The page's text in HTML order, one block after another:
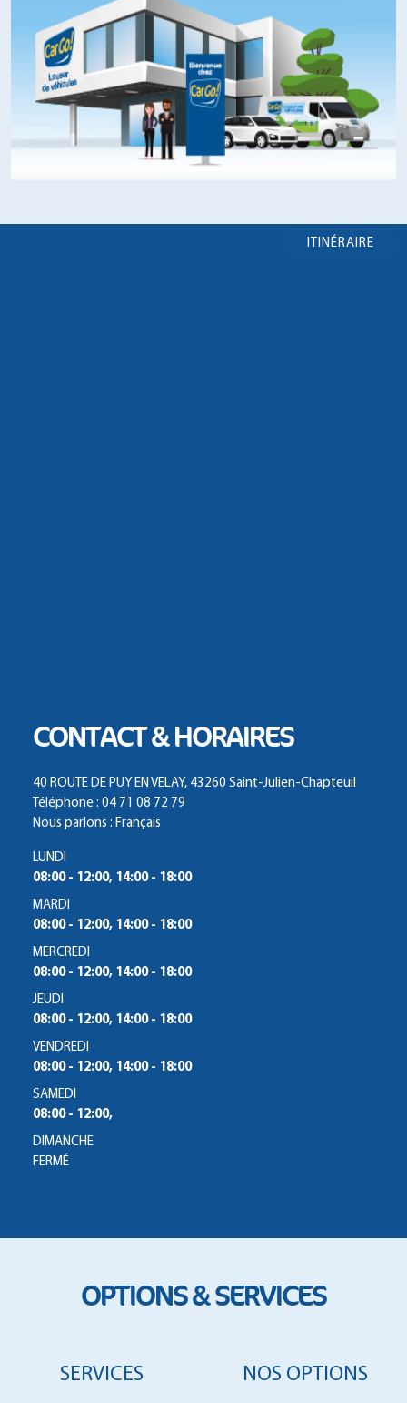
ITINÉRAIRE
CONTACT & HORAIRES
40 ROUTE DE PUY EN VELAY, 43260 Saint-Julien-Chapteuil
Téléphone : 04 71 08 72 79
Nous parlons : Français
LUNDI
08:00 - 12:00, 14:00 - 18:00
MARDI
08:00 - 12:00, 14:00 - 18:00
MERCREDI
08:00 - 12:00, 14:00 - 18:00
JEUDI
08:00 - 12:00, 14:00 - 18:00
VENDREDI
08:00 - 12:00, 14:00 - 18:00
SAMEDI
08:00 - 12:00,
DIMANCHE
FERMÉ
OPTIONS & SERVICES
SERVICES NOS OPTIONS